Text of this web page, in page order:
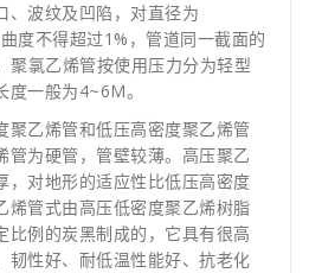
、波纹及凹陷，对直径为
度不得超过1%，管道同一截面的
聚氯乙烯管按使用压力分为轻型
一般为4~6M。
聚乙烯管和低压高密度聚乙烯管
管为硬管，管壁较薄。高压聚乙
，对地形的适应性比低压高密度
烯管式由高压低密度聚乙烯树脂
比例的炭黑制成的，它具有很高
韧性好、耐低温性能好、抗老化